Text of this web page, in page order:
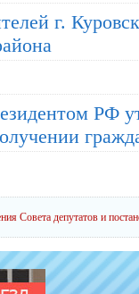
г.
РФ
Совета депутатов и